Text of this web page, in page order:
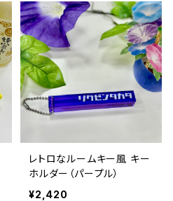
レトロなルームキー風 キー
ホルダー（パープル）
¥2,420